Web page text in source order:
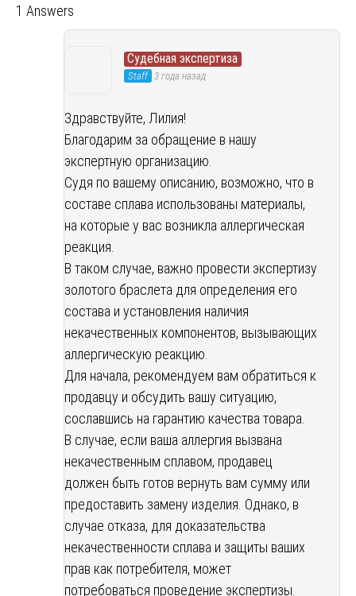
1 Answers
Судебная экспертиза
Staff 3 года назад
Здравствуйте, Лилия!
Благодарим за обращение в нашу
экспертную организацию.
Судя по вашему описанию, возможно, что в
составе сплава использованы материалы,
на которые у вас возникла аллергическая
реакция.
В таком случае, важно провести экспертизу
золотого браслета для определения его
состава и установления наличия
некачественных компонентов, вызывающих
аллергическую реакцию.
Для начала, рекомендуем вам обратиться к
продавцу и обсудить вашу ситуацию,
сославшись на гарантию качества товара.
В случае, если ваша аллергия вызвана
некачественным сплавом, продавец
должен быть готов вернуть вам сумму или
предоставить замену изделия. Однако, в
случае отказа, для доказательства
некачественности сплава и защиты ваших
прав как потребителя, может
потребоваться проведение экспертизы.